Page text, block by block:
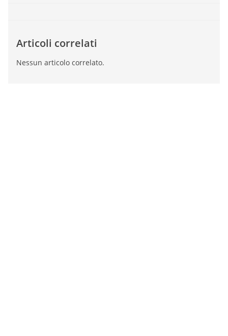
Articoli correlati
Nessun articolo correlato.